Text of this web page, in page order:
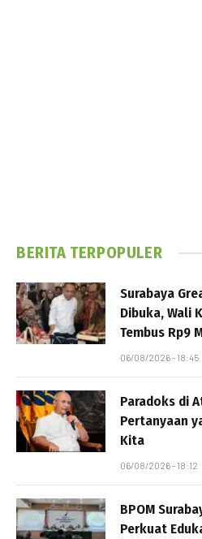
BERITA TERPOPULER
Surabaya
Dibuka, Wali
Tembus Rp9
06/08/2026 - 18:45
Paradoks di
Pertanyaan
Kita
06/08/2026 - 18:12
BPOM
Perkuat